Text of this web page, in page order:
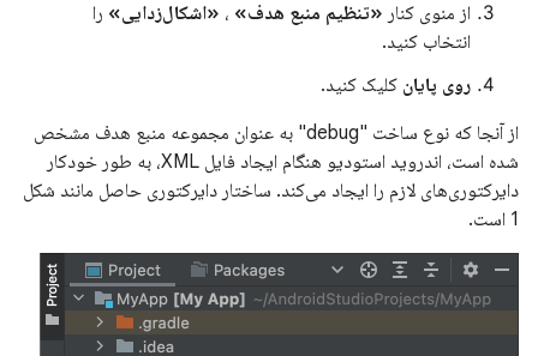
از منوی کنار «تنظیم منبع هدف» ، «اشکال‌زدایی» را
انتخاب کنید.
روی پایان کلیک کنید.
از آنجا که نوع ساخت "debug" به عنوان مجموعه منبع هدف مشخص
شده است، اندروید استودیو هنگام ایجاد فایل XML، به طور خودکار
دایرکتوری‌های لازم را ایجاد می‌کند. ساختار دایرکتوری حاصل مانند شکل
1 است.